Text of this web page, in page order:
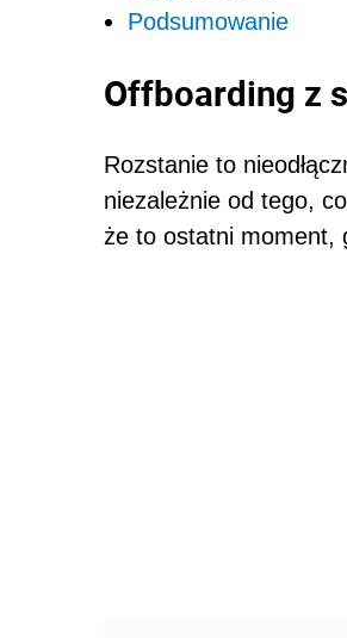
Podsumowanie
Offboarding z
Rozstanie to
niezależnie od tego,
że to ostatni moment,